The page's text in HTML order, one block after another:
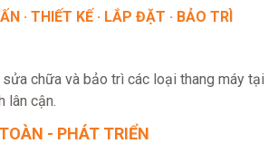
· THIẾT KẾ · LẮP ĐẶT · BẢO TRÌ
chữa và bảo trì các loại thang máy tại
lân cận.
- PHÁT TRIỂN